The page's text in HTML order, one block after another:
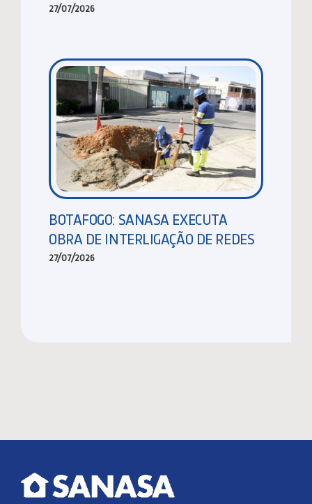
27/07/2026
BOTAFOGO: SANASA EXECUTA
OBRA DE INTERLIGAÇÃO DE REDES
27/07/2026